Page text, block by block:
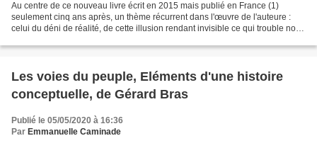
Au centre de ce nouveau livre écrit en 2015 mais publié en France (1)
seulement cinq ans après, un thème récurrent dans l'œuvre de l'auteure :
celui du déni de réalité, de cette illusion rendant invisible ce qui trouble notre
Les voies du peuple, Eléments d'une histoire
conceptuelle, de Gérard Bras
Publié le 05/05/2020 à 16:36
Par Emmanuelle Caminade